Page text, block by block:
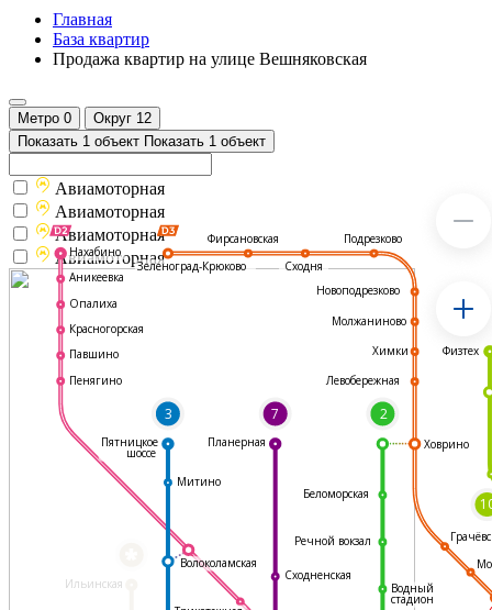
Главная
База квартир
Продажа квартир на улице Вешняковская
Метро 0 Округ 12
Показать 1 объект Показать 1 объект
Ильинская
3 7 2
Фирсановская
Сходня
Подрезково
Новоподрезково
Молжаниново
Химки
Левобережная
Ховрино
Водный
стадион
Сходненская
Волоколамская
Митино
Нахабино
Аникеевка
Опалиха
Красногорская
Павшино
Пенягино
Пятницкое
шоссе
Планерная
Физтех
Речной вокзал
Беломорская
Зеленоград-Крюково
Авиамоторная
Авиамоторная
Авиамоторная
Авиамоторная